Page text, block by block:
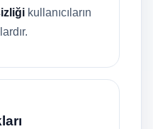
kullanıcıların